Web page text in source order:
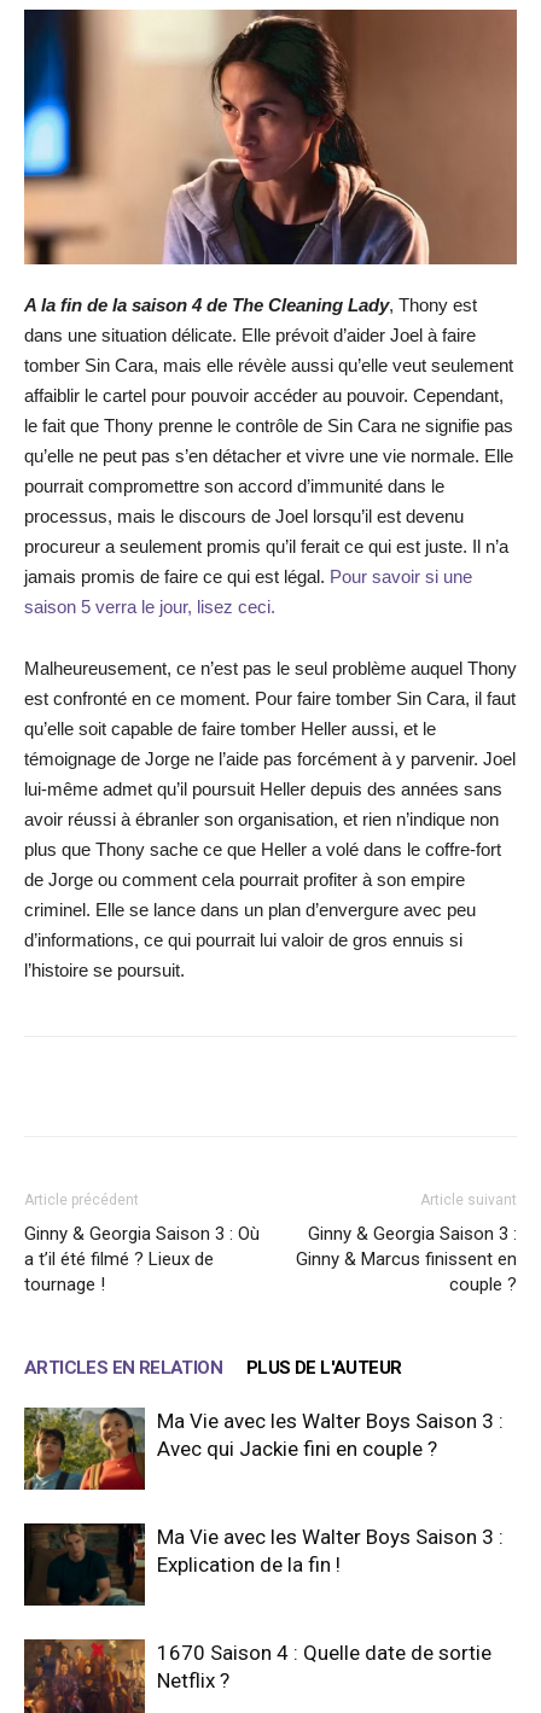
A la fin de la saison 4 de The Cleaning Lady, Thony est
dans une situation délicate. Elle prévoit d’aider Joel à faire
tomber Sin Cara, mais elle révèle aussi qu’elle veut seulement
affaiblir le cartel pour pouvoir accéder au pouvoir. Cependant,
le fait que Thony prenne le contrôle de Sin Cara ne signifie pas
qu’elle ne peut pas s’en détacher et vivre une vie normale. Elle
pourrait compromettre son accord d’immunité dans le
processus, mais le discours de Joel lorsqu’il est devenu
procureur a seulement promis qu’il ferait ce qui est juste. Il n’a
jamais promis de faire ce qui est légal. Pour savoir si une
saison 5 verra le jour, lisez ceci.
Malheureusement, ce n’est pas le seul problème auquel Thony
est confronté en ce moment. Pour faire tomber Sin Cara, il faut
qu’elle soit capable de faire tomber Heller aussi, et le
témoignage de Jorge ne l’aide pas forcément à y parvenir. Joel
lui-même admet qu’il poursuit Heller depuis des années sans
avoir réussi à ébranler son organisation, et rien n’indique non
plus que Thony sache ce que Heller a volé dans le coffre-fort
de Jorge ou comment cela pourrait profiter à son empire
criminel. Elle se lance dans un plan d’envergure avec peu
d’informations, ce qui pourrait lui valoir de gros ennuis si
l’histoire se poursuit.
Article précédent
Ginny & Georgia Saison 3 : Où
a t’il été filmé ? Lieux de
tournage !
Article suivant
Ginny & Georgia Saison 3 :
Ginny & Marcus finissent en
couple ?
ARTICLES EN RELATION PLUS DE L'AUTEUR
Ma Vie avec les Walter Boys Saison 3 :
Avec qui Jackie fini en couple ?
Ma Vie avec les Walter Boys Saison 3 :
Explication de la fin !
1670 Saison 4 : Quelle date de sortie
Netflix ?